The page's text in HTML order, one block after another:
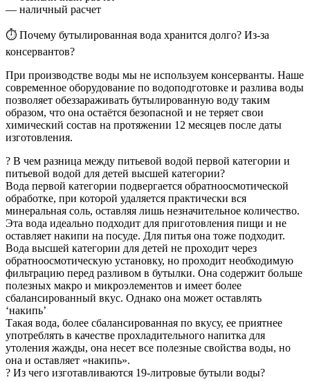
— наличный расчет
⏱ Почему бутылированная вода хранится долго? Из-за
консервантов?
При производстве воды мы не используем консерванты. Наше
современное оборудование по водоподготовке и разлива воды
позволяет обеззараживать бутылированную воду таким
образом, что она остаётся безопасной и не теряет свои
химический состав на протяжении 12 месяцев после даты
изготовления.
? В чем разница между питьевой водой первой категории и
питьевой водой для детей высшей категории?
Вода первой категории подвергается обратноосмотической
обработке, при которой удаляется практически вся
минеральная соль, оставляя лишь незначительное количество.
Эта вода идеально подходит для приготовления пищи и не
оставляет накипи на посуде. Для питья она тоже подходит.
Вода высшей категории для детей не проходит через
обратноосмотическую установку, но проходит необходимую
фильтрацию перед разливом в бутылки. Она содержит больше
полезных макро и микроэлементов и имеет более
сбалансированный вкус. Однако она может оставлять
‘накипь’
Такая вода, более сбалансированная по вкусу, ее приятнее
употреблять в качестве прохладительного напитка для
утоления жажды, она несет все полезные свойства воды, но
она и оставляет «накипь».
? Из чего изготавливаются 19-литровые бутыли воды?